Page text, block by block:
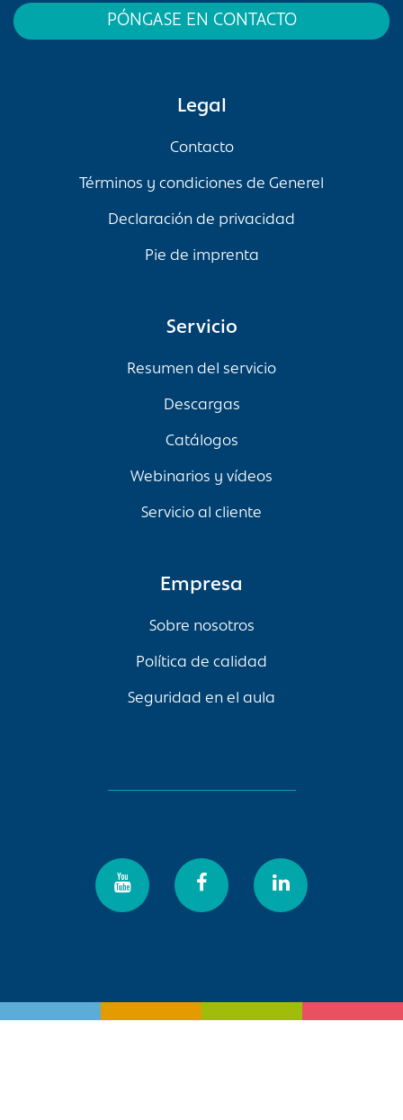
Legal
Contacto
Términos y condiciones de Generel
Declaración de privacidad
Pie de imprenta
Servicio
Resumen del servicio
Descargas
Catálogos
Webinarios y vídeos
Servicio al cliente
Empresa
Sobre nosotros
Política de calidad
Seguridad en el aula
PÓNGASE EN CONTACTO